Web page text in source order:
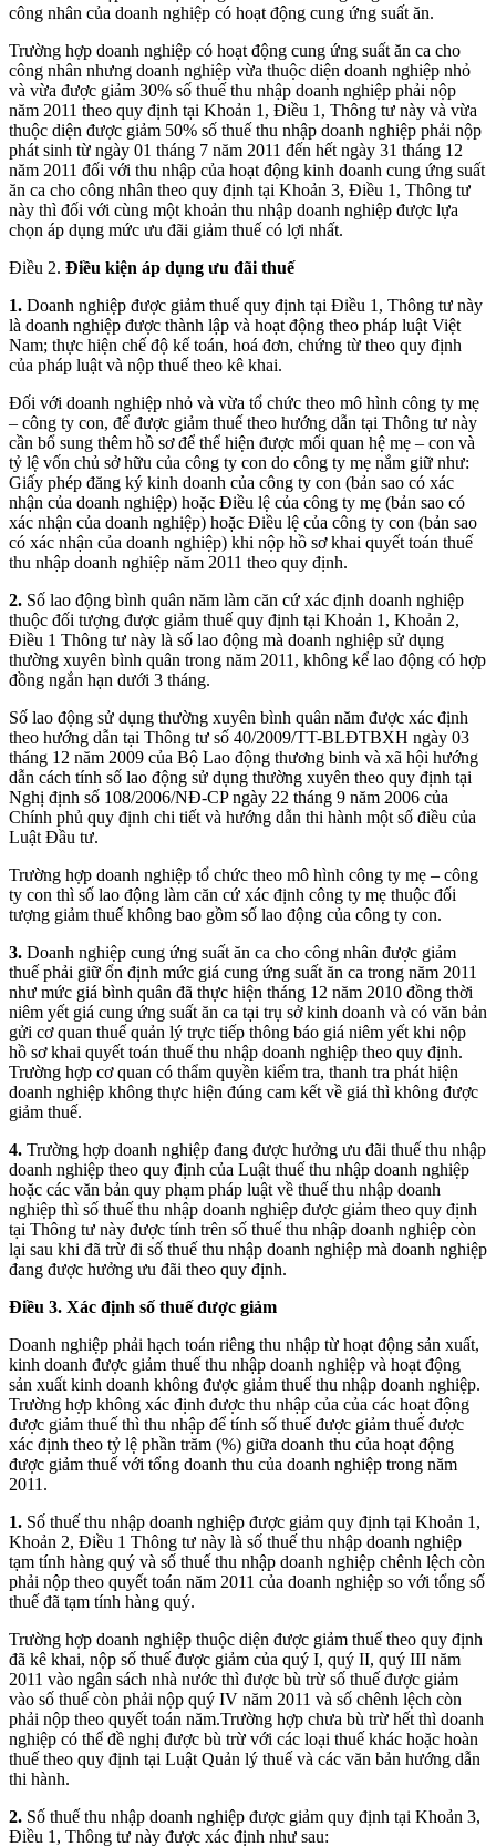
công nhân của doanh nghiệp có hoạt động cung ứng suất ăn.
Trường hợp doanh nghiệp có hoạt động cung ứng suất ăn ca cho
công nhân nhưng doanh nghiệp vừa thuộc diện doanh nghiệp nhỏ
và vừa được giảm 30% số thuế thu nhập doanh nghiệp phải nộp
năm 2011 theo quy định tại Khoản 1, Điều 1, Thông tư này và vừa
thuộc diện được giảm 50% số thuế thu nhập doanh nghiệp phải nộp
phát sinh từ ngày 01 tháng 7 năm 2011 đến hết ngày 31 tháng 12
năm 2011 đối với thu nhập của hoạt động kinh doanh cung ứng suất
ăn ca cho công nhân theo quy định tại Khoản 3, Điều 1, Thông tư
này thì đối với cùng một khoản thu nhập doanh nghiệp được lựa
chọn áp dụng mức ưu đãi giảm thuế có lợi nhất.
Điều 2. Điều kiện áp dụng ưu đãi thuế
1. Doanh nghiệp được giảm thuế quy định tại Điều 1, Thông tư này
là doanh nghiệp được thành lập và hoạt động theo pháp luật Việt
Nam; thực hiện chế độ kế toán, hoá đơn, chứng từ theo quy định
của pháp luật và nộp thuế theo kê khai.
Đối với doanh nghiệp nhỏ và vừa tổ chức theo mô hình công ty mẹ
– công ty con, để được giảm thuế theo hướng dẫn tại Thông tư này
cần bổ sung thêm hồ sơ để thể hiện được mối quan hệ mẹ – con và
tỷ lệ vốn chủ sở hữu của công ty con do công ty mẹ nắm giữ như:
Giấy phép đăng ký kinh doanh của công ty con (bản sao có xác
nhận của doanh nghiệp) hoặc Điều lệ của công ty mẹ (bản sao có
xác nhận của doanh nghiệp) hoặc Điều lệ của công ty con (bản sao
có xác nhận của doanh nghiệp) khi nộp hồ sơ khai quyết toán thuế
thu nhập doanh nghiệp năm 2011 theo quy định.
2. Số lao động bình quân năm làm căn cứ xác định doanh nghiệp
thuộc đối tượng được giảm thuế quy định tại Khoản 1, Khoản 2,
Điều 1 Thông tư này là số lao động mà doanh nghiệp sử dụng
thường xuyên bình quân trong năm 2011, không kể lao động có hợp
đồng ngắn hạn dưới 3 tháng.
Số lao động sử dụng thường xuyên bình quân năm được xác định
theo hướng dẫn tại Thông tư số 40/2009/TT-BLĐTBXH ngày 03
tháng 12 năm 2009 của Bộ Lao động thương binh và xã hội hướng
dẫn cách tính số lao động sử dụng thường xuyên theo quy định tại
Nghị định số 108/2006/NĐ-CP ngày 22 tháng 9 năm 2006 của
Chính phủ quy định chi tiết và hướng dẫn thi hành một số điều của
Luật Đầu tư.
Trường hợp doanh nghiệp tổ chức theo mô hình công ty mẹ – công
ty con thì số lao động làm căn cứ xác định công ty mẹ thuộc đối
tượng giảm thuế không bao gồm số lao động của công ty con.
3. Doanh nghiệp cung ứng suất ăn ca cho công nhân được giảm
thuế phải giữ ổn định mức giá cung ứng suất ăn ca trong năm 2011
như mức giá bình quân đã thực hiện tháng 12 năm 2010 đồng thời
niêm yết giá cung ứng suất ăn ca tại trụ sở kinh doanh và có văn bản
gửi cơ quan thuế quản lý trực tiếp thông báo giá niêm yết khi nộp
hồ sơ khai quyết toán thuế thu nhập doanh nghiệp theo quy định.
Trường hợp cơ quan có thẩm quyền kiểm tra, thanh tra phát hiện
doanh nghiệp không thực hiện đúng cam kết về giá thì không được
giảm thuế.
4. Trường hợp doanh nghiệp đang được hưởng ưu đãi thuế thu nhập
doanh nghiệp theo quy định của Luật thuế thu nhập doanh nghiệp
hoặc các văn bản quy phạm pháp luật về thuế thu nhập doanh
nghiệp thì số thuế thu nhập doanh nghiệp được giảm theo quy định
tại Thông tư này được tính trên số thuế thu nhập doanh nghiệp còn
lại sau khi đã trừ đi số thuế thu nhập doanh nghiệp mà doanh nghiệp
đang được hưởng ưu đãi theo quy định.
Điều 3. Xác định số thuế được giảm
Doanh nghiệp phải hạch toán riêng thu nhập từ hoạt động sản xuất,
kinh doanh được giảm thuế thu nhập doanh nghiệp và hoạt động
sản xuất kinh doanh không được giảm thuế thu nhập doanh nghiệp.
Trường hợp không xác định được thu nhập của của các hoạt động
được giảm thuế thì thu nhập để tính số thuế được giảm thuế được
xác định theo tỷ lệ phần trăm (%) giữa doanh thu của hoạt động
được giảm thuế với tổng doanh thu của doanh nghiệp trong năm
2011.
1. Số thuế thu nhập doanh nghiệp được giảm quy định tại Khoản 1,
Khoản 2, Điều 1 Thông tư này là số thuế thu nhập doanh nghiệp
tạm tính hàng quý và số thuế thu nhập doanh nghiệp chênh lệch còn
phải nộp theo quyết toán năm 2011 của doanh nghiệp so với tổng số
thuế đã tạm tính hàng quý.
Trường hợp doanh nghiệp thuộc diện được giảm thuế theo quy định
đã kê khai, nộp số thuế được giảm của quý I, quý II, quý III năm
2011 vào ngân sách nhà nước thì được bù trừ số thuế được giảm
vào số thuế còn phải nộp quý IV năm 2011 và số chênh lệch còn
phải nộp theo quyết toán năm.Trường hợp chưa bù trừ hết thì doanh
nghiệp có thể đề nghị được bù trừ với các loại thuế khác hoặc hoàn
thuế theo quy định tại Luật Quản lý thuế và các văn bản hướng dẫn
thi hành.
2. Số thuế thu nhập doanh nghiệp được giảm quy định tại Khoản 3,
Điều 1, Thông tư này được xác định như sau: